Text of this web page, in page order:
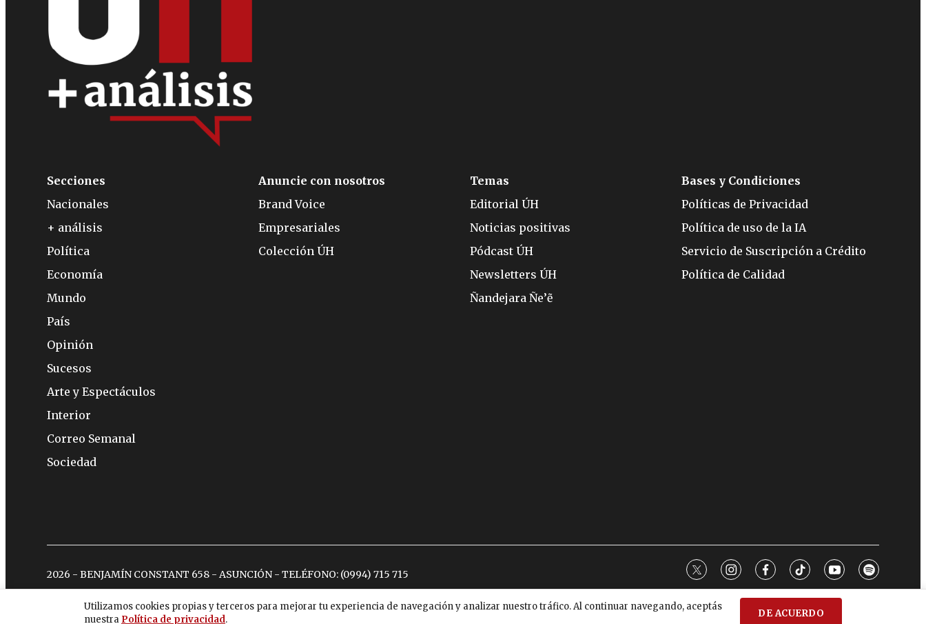
Utilizamos cookies propias y terceros para mejorar tu experiencia de navegación y analizar nuestro tráfico. Al continuar navegando, aceptás
nuestra Política de privacidad.
DE ACUERDO
Secciones
Nacionales
+ análisis
Política
Economía
Mundo
País
Opinión
Sucesos
Arte y Espectáculos
Interior
Correo Semanal
Sociedad
Anuncie con nosotros
Brand Voice
Empresariales
Colección ÚH
Temas
Editorial ÚH
Noticias positivas
Pódcast ÚH
Newsletters ÚH
Ñandejara Ñe’ẽ
Bases y Condiciones
Políticas de Privacidad
Política de uso de la IA
Servicio de Suscripción a Crédito
Política de Calidad
2026 - BENJAMÍN CONSTANT 658 - ASUNCIÓN - TELÉFONO: (0994) 715 715 twitterinstagram
facebooktiktokyoutubespotify